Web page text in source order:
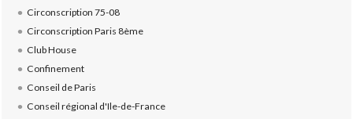
Circonscription 75-08
Circonscription Paris 8ème
Club House
Confinement
Conseil de Paris
Conseil régional d'Ile-de-France